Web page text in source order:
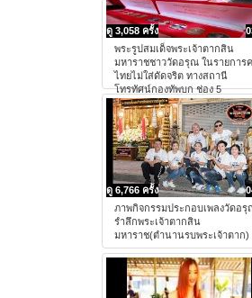
ดู 3,058 ครั้ง
พระรูปสมเด็จพระเจ้าตากสิน
มหาราชชาววัดอรุณ ในรายการ
ไทยไม่ใส่ดัดจริต ทางสถานี
โทรทัศน์กองทัพบก ช่อง 5
ดู 6,766 ครั้ง
ภาพกิจกรรมประกอบเพลงวัดอรุ
รําลึกพระเจ้าตากสิน
มหาราช(ตำนานรบพระเจ้าตาก)